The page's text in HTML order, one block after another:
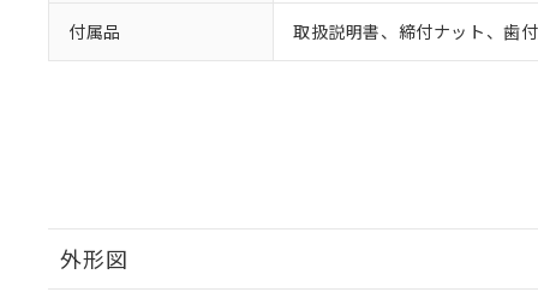
付属品 取扱説明書、締付ナット、歯
外形図